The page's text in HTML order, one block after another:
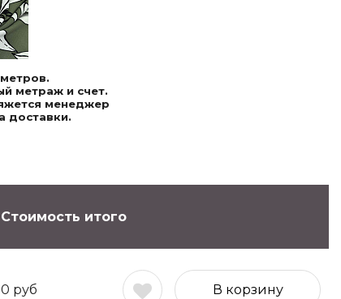
метраж и счет.
менеджер
доставки.
Стоимость итого
0 руб В корзину